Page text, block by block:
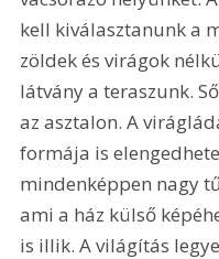
kell kiválasztanunk a
zöldek és virágok
látvány a teraszunk.
az asztalon. A
formája is
mindenképpen nagy
ami a ház külső
is illik. A világítás